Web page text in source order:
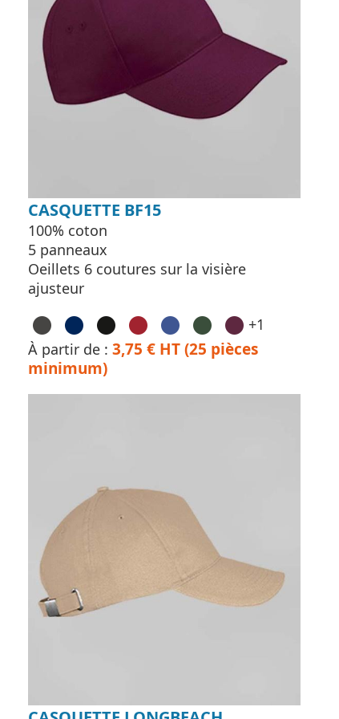
CASQUETTE BF15
100% coton
5 panneaux
Oeillets 6 coutures sur la visière
ajusteur
+1
À partir de : 3,75 € HT (25 pièces
minimum)